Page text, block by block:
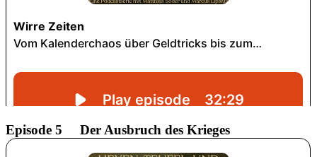
Episode 5 Der Ausbruch des Krieges